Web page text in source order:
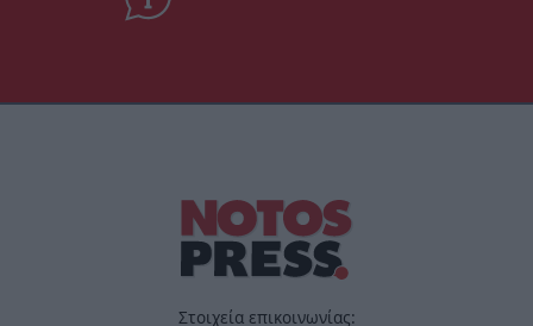
Στοιχεία επικοινωνίας: